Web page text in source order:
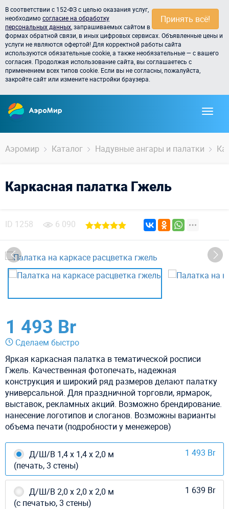
Принять всё!
В соответствии с 152-ФЗ с целью оказания услуг,
необходимосогласие на обработку
персональных данных , запрашиваемых сайтом в
формах обратной связи, в иных цифровых сервисах. Объявленные цены и
услуги не являются офертой! Для корректной работы сайта
используются обязательные cookie, а также необязательные — с вашего
согласия. Продолжая использование сайта, вы соглашаетесь с
применением всех типов cookie. Если вы не согласны, пожалуйста,
закройте сайт или измените настройки браузера.
Аэромир Каталог Надувные ангары и палатки
Каркасная палатка Гжель
ID 1258 6 090
1 493 Br
Сделаем быстро
Яркая каркасная палатка в тематической росписи
Гжель. Качественная фотопечать, надежная
конструкция и широкий ряд размеров делают палатку
универсальной. Для праздничной торговли, ярмарок,
выставок, рекламных акций. Возможно брендирование.
нанесение логотипов и слоганов. Возможны варианты
объема печати (подробности у менежеров)
Д/Ш/В 1,4 х 1,4 х 2,0 м
(печать, 3 стены)
1 493 Br
Д/Ш/В 2,0 х 2,0 х 2,0 м
(с печатью, 3 стены)
1 639 Br